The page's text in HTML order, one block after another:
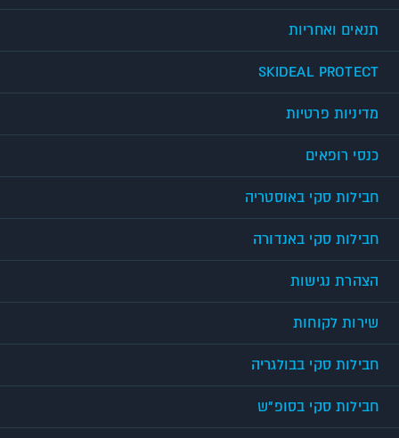
תנאים ואחריות
SKIDEAL PROTECT
מדיניות פרטיות
כנסי רופאים
חבילות סקי באוסטריה
חבילות סקי באנדורה
הצהרת נגישות
שירות לקוחות
חבילות סקי בבולגריה
חבילות סקי בסופ"ש